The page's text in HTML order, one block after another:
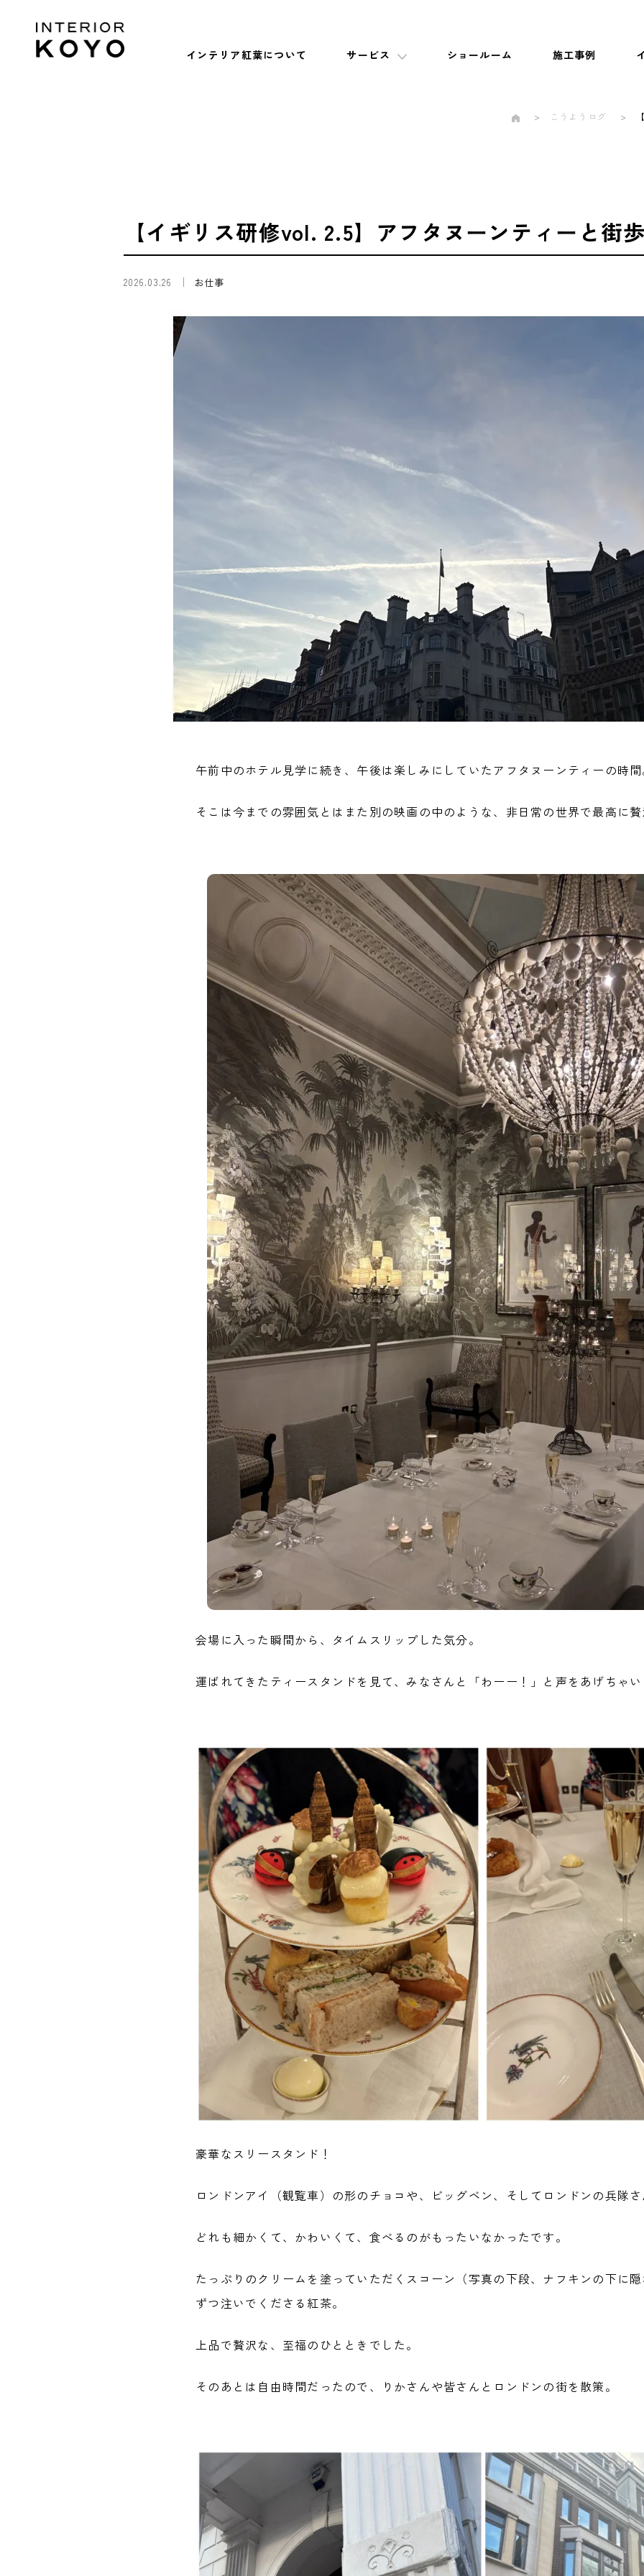
インテリア紅葉について サービス ショールーム 施工事例
こうようログ
【イギリス研修vol. 2.5】アフタヌーンティーと街
2026.03.26 お仕事
午前中のホテル見学に続き、午後は楽しみにしていたアフタヌーンティーの時
そこは今までの雰囲気とはまた別の映画の中のような、非日常の世界で最高に
会場に入った瞬間から、タイムスリップした気分。
運ばれてきたティースタンドを見て、みなさんと「わーー！」と声をあげちゃ
豪華なスリースタンド！
ロンドンアイ（観覧車）の形のチョコや、ビッグベン、そしてロンドンの兵隊
どれも細かくて、かわいくて、食べるのがもったいなかったです。
たっぷりのクリームを塗っていただくスコーン（写真の下段、ナフキンの下に
ずつ注いでくださる紅茶。
上品で贅沢な、至福のひとときでした。
そのあとは自由時間だったので、りかさんや皆さんとロンドンの街を散策。